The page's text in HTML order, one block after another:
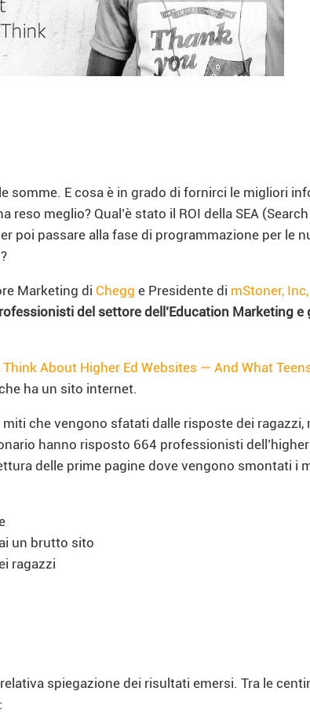
E cosa è in grado di fornirci le migliori
meglio? Qual’è stato il ROI della SEA
poi passare alla fase di programmazione per le
Marketing di Chegg e Presidente di mStoner, Inc,
del settore dell’Education Marketing e
About Higher Ed Websites — And What
ha un sito internet.
che vengono sfatati dalle risposte dei
hanno risposto 664 professionisti
delle prime pagine dove vengono smontati i
un brutto sito
ragazzi
spiegazione dei risultati emersi. Tra le